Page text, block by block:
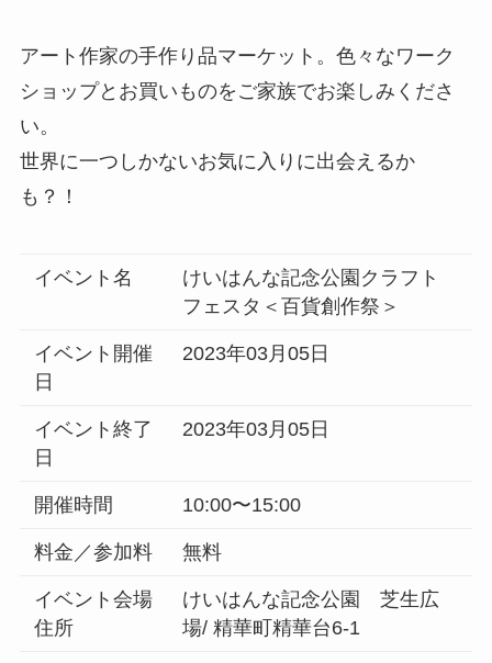
アート作家の手作り品マーケット。色々なワーク
ショップとお買いものをご家族でお楽しみくださ
い。
世界に一つしかないお気に入りに出会えるか
も？！
イベント名
けいはんな記念公園クラフト
フェスタ＜百貨創作祭＞
イベント開催
日
2023年03月05日
イベント終了
日
2023年03月05日
開催時間 10:00〜15:00
料金／参加料 無料
イベント会場
住所
けいはんな記念公園 芝生広
場/ 精華町精華台6-1